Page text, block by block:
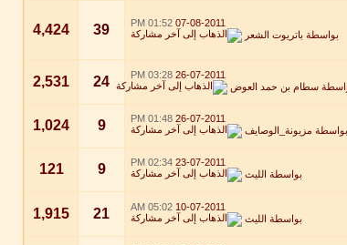
07-08-2011
01:52 PM
بواسطة باتريوت الشعر 39
4,424
26-07-2011
03:28 PM
سطام بن حمد العوض 24
2,531
26-07-2011
01:48 PM
بواسطة مزيونة_الوصايف 9
1,024
23-07-2011
02:34 PM
بواسطة الليث 9
121
10-07-2011
05:02 AM
بواسطة الليث 21
1,915